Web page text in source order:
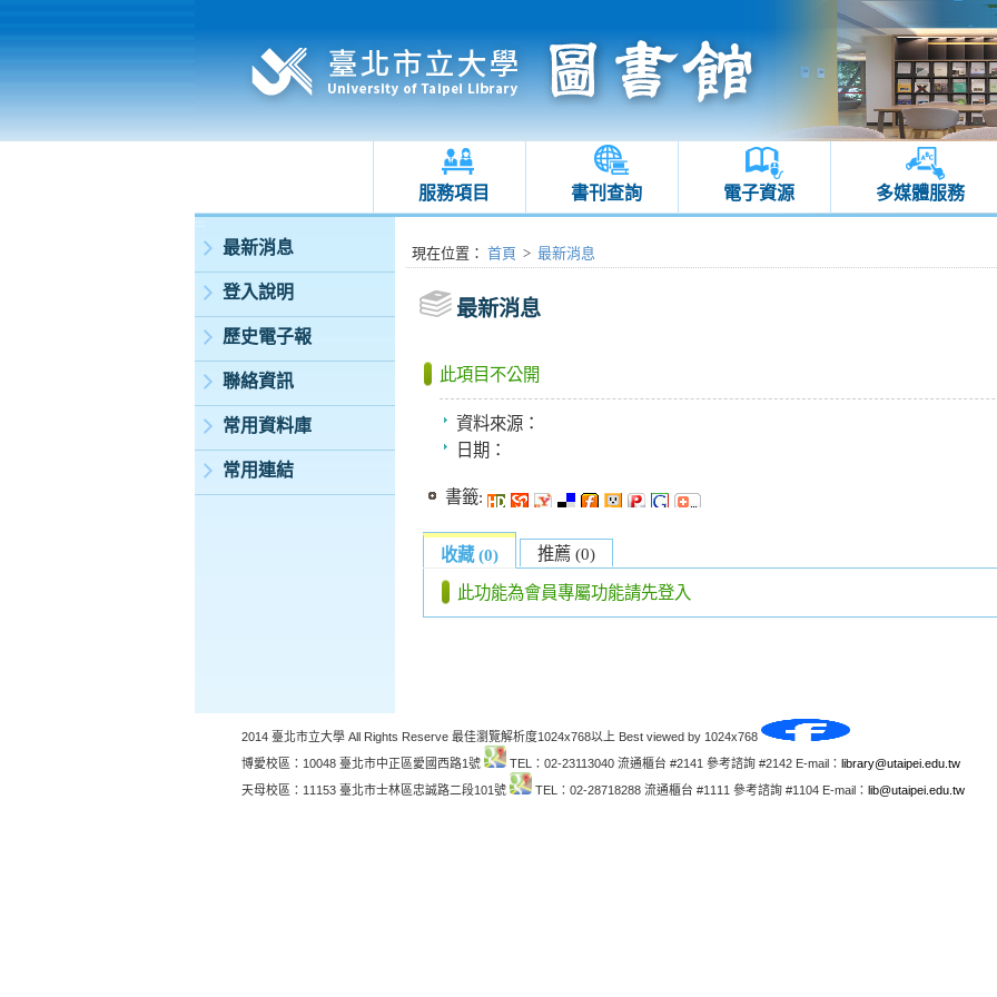
服務項目 書刊查詢 電子資源 多媒體服務
:::
最新消息
登入說明
歷史電子報
聯絡資訊
常用資料庫
常用連結
:::現在位置 ： 首頁 > 最新消息
最新消息
此項目不公開
資料來源：
日期：
書籤:
收藏 (0) 推薦 (0)
此功能為會員專屬功能請先登入
2014 臺北市立大學 All Rights Reserve 最佳瀏覽解析度1024x768以上 Best viewed by 1024x768
博愛校區：10048 臺北市中正區愛國西路1號
TEL：02-23113040 流通櫃台 #2141 參考諮詢 #2142 E-mail： library@utaipei.edu.tw
天母校區：11153 臺北市士林區忠誠路二段101號
TEL：02-28718288 流通櫃台 #1111 參考諮詢 #1104 E-mail： lib@utaipei.edu.tw